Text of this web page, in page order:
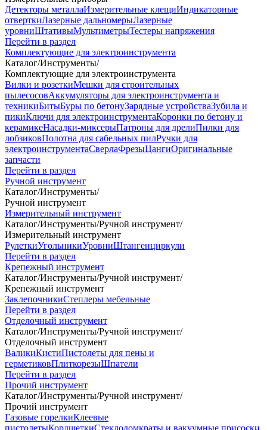
Детекторы металлаИзмерительные клещиИндикаторные
отверткиЛазерные дальномерыЛазерные
уровниШтативыМультиметрыТестеры напряжения
Перейти в раздел
Комплектующие для электроинструмента
Каталог/Инструменты/
Комплектующие для электроинструмента
Вилки и розеткиМешки для строительных
пылесосовАккумуляторы для электроинструмента и
техникиБитыБуры по бетонуЗарядные устройстваЗубила и
пикиКлючи для электроинструментаКоронки по бетону и
керамикеНасадки-миксерыПатроны для дрелиПилки для
лобзиковПолотна для сабельных пилРучки для
электроинструментаСверлаФрезыЦангиОригинальные
запчасти
Перейти в раздел
Ручной инструмент
Каталог/Инструменты/
Ручной инструмент
Измерительный инструмент
Каталог/Инструменты/Ручной инструмент/
Измерительный инструмент
РулеткиУгольникиУровниШтангенциркули
Перейти в раздел
Крепежный инструмент
Каталог/Инструменты/Ручной инструмент/
Крепежный инструмент
ЗаклепочникиСтеплеры мебельные
Перейти в раздел
Отделочный инструмент
Каталог/Инструменты/Ручной инструмент/
Отделочный инструмент
ВаликиКистиПистолеты для пены и
герметиковПлиткорезыШпатели
Перейти в раздел
Прочий инструмент
Каталог/Инструменты/Ручной инструмент/
Прочий инструмент
Газовые горелкиКлеевые
пистолетыКордщеткиСтеклодомкраты и вакуумные присоски